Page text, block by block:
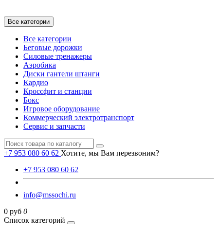
Все категории
Все категории
Беговые дорожки
Силовые тренажеры
Аэробика
Диски гантели штанги
Кардио
Кроссфит и станции
Бокс
Игровое оборудование
Коммерческий электротранспорт
Сервис и запчасти
+7 953 080 60 62 Хотите, мы Вам перезвоним?
+7 953 080 60 62
info@mssochi.ru
0 руб 0
Список категорий